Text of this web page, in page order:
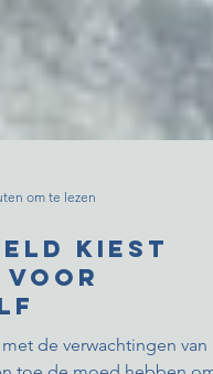
om te lezen
kiest
voor